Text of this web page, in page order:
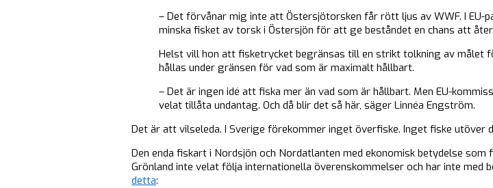
– Det förvånar mig inte att Östersjötorsken får rött ljus av WWF. I
minska fisket av torsk i Östersjön för att ge beståndet en chans att
Helst vill hon att fisketrycket begränsas till en strikt tolkning av målet
hållas under gränsen för vad som är maximalt hållbart.
– Det är ingen idé att fiska mer än vad som är hållbart. Men EU-
velat tillåta undantag. Och då blir det så här, säger Linnéa Engström.
Det är att vilseleda. I Sverige förekommer inget överfiske. Inget fiske utöver
Den enda fiskart i Nordsjön och Nordatlanten med ekonomisk betydelse
Grönland inte velat följa internationella överenskommelser och har inte med
detta: